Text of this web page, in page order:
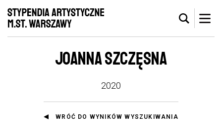
JOANNA SZCZĘSNA
2020
WRÓĆ DO WYNIKÓW WYSZUKIWANIA